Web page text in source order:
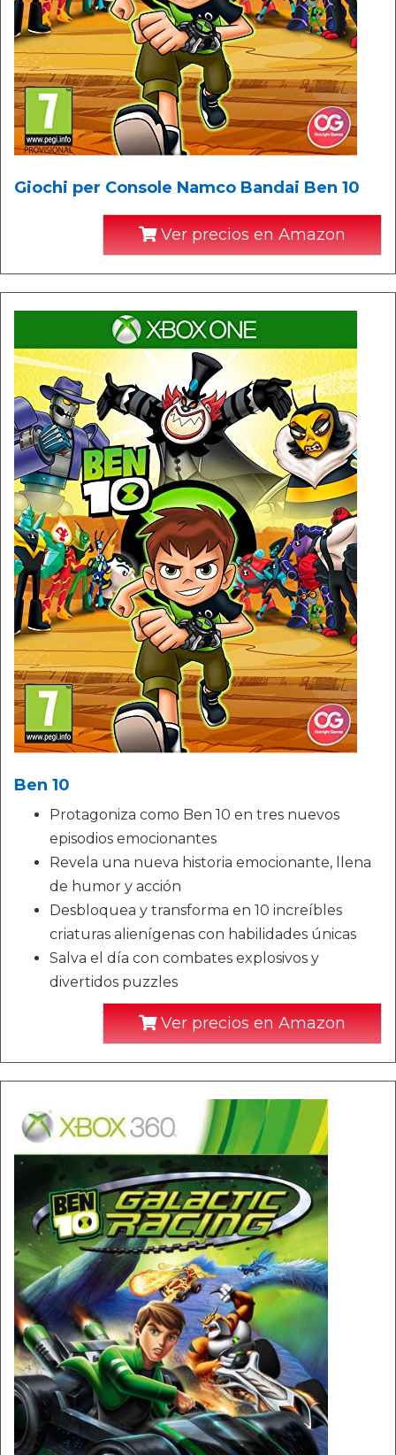
Giochi per Console Namco Bandai Ben 10
Ver precios en Amazon
Ben 10
Protagoniza como Ben 10 en tres nuevos
episodios emocionantes
Revela una nueva historia emocionante, llena
de humor y acción
Desbloquea y transforma en 10 increíbles
criaturas alienígenas con habilidades únicas
Salva el día con combates explosivos y
divertidos puzzles
Ver precios en Amazon